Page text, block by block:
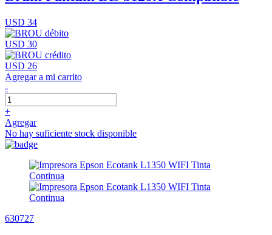
USD 34
USD 30
USD 26
Agregar a mi carrito
-
+
Agregar
No hay suficiente stock disponible
630727